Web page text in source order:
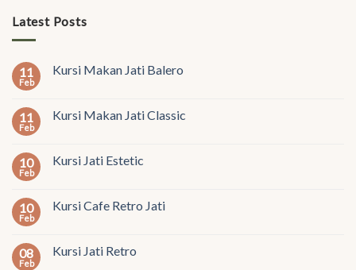
Latest Posts
11
Feb
Kursi Makan Jati Balero
11
Feb
Kursi Makan Jati Classic
10
Feb
Kursi Jati Estetic
10
Feb
Kursi Cafe Retro Jati
08
Feb
Kursi Jati Retro